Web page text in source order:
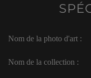
Nom de la photo d'art :
Nom de la collection :